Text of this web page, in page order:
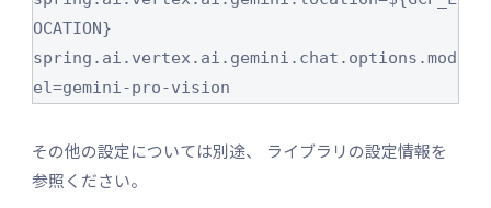
OCATION}
spring.ai.vertex.ai.gemini.chat.options.mod
el=gemini-pro-vision
その他の設定については別途、 ライブラリの設定情報を
参照ください。